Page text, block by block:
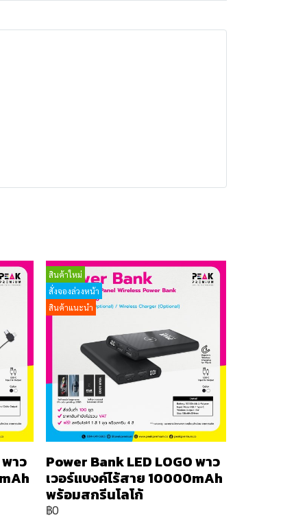
พาว
สินค้าใหม่
สั่งจองล่วงหน้า
สินค้าแนะนำ
Power Bank LED LOGO พาว
เวอร์แบงค์ไร้สาย 10000mAh
พร้อมสกรีนโลโก้
฿0